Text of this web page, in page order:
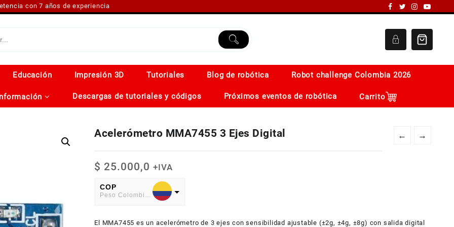
con 7 años de experiencia
Educación Impresión 3D Tutoriales Blog de robótica Robot challenge Colombia 2026
Descargas de tutoriales y códigos Próximos eventos de robótica Carrito
← →
Acelerómetro MMA7455 3 Ejes Digital
$ 25.000,0 +IVA
COP
Peso Colombiano
American Dollar
El MMA7455 es un acelerómetro de 3 ejes con sensibilidad ajustable (±2g, ±4g, ±8g) con salida digital